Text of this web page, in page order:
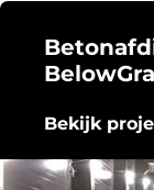
Bekijk